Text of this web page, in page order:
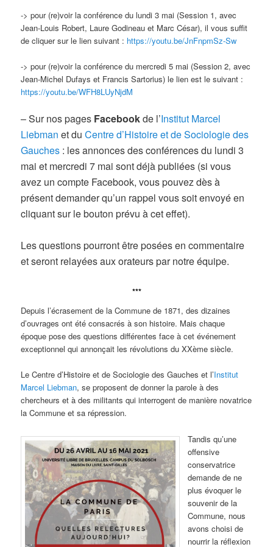
-> pour (re)voir la conférence du lundi 3 mai (Session 1, avec
Jean-Louis Robert, Laure Godineau et Marc César), il vous suffit
de cliquer sur le lien suivant : https://youtu.be/JnFnpmSz-Sw
-> pour (re)voir la conférence du mercredi 5 mai (Session 2, avec
Jean-Michel Dufays et Francis Sartorius) le lien est le suivant :
https://youtu.be/WFH8LUyNjdM
– Sur nos pages Facebookde l’Institut Marcel
Liebman et duCentre d’Histoire et de Sociologie des
Gauches : les annonces des conférences du lundi 3
mai et mercredi 7 mai sont déjà publiées (si vous
avez un compte Facebook, vous pouvez dès à
présent demander qu’un rappel vous soit envoyé en
cliquant sur le bouton prévu à cet effet).
Les questions pourront être posées en commentaire
et seront relayées aux orateurs par notre équipe.
***
Depuis l’écrasement de la Commune de 1871, des dizaines
d’ouvrages ont été consacrés à son histoire. Mais chaque
époque pose des questions différentes face à cet événement
exceptionnel qui annonçait les révolutions du XXème siècle.
Le Centre d’Histoire et de Sociologie des Gauches et l’Institut
Marcel Liebman, se proposent de donner la parole à des
chercheurs et à des militants qui interrogent de manière novatrice
la Commune et sa répression.
Tandis qu’une
offensive
conservatrice
demande de ne
plus évoquer le
souvenir de la
Commune, nous
avons choisi de
nourrir la réflexion